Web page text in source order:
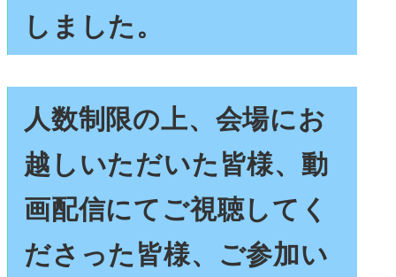
しました。
人数制限の上、会場にお
越しいただいた皆様、動
画配信にてご視聴してく
ださった皆様、ご参加い